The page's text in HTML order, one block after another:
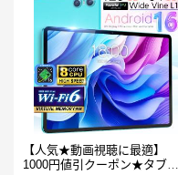
【人気★動画視聴に最適】
1000円値引クーポン★タブレ